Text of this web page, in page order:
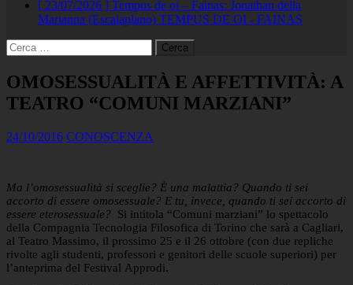
[ 23/07/2026 ] Tempus de oi – Fainas: Jonathan della
Marianna (Escalaplano) TEMPUS DE OI - FAINAS
Ricerca
per:
OMOSESSUALITÀ E AFFETTIVITÀ: A
TEATRO “COMUNI MARZIANI”
24/10/2016 CONOSCENZA
Ma l’omosessualità si sceglie? È una malattia? Quando ti sei
accorto di essere omosessuale? E tu, invece, quando ti sei accorto di
essere eterosessuale? Si intitola “Comuni marziani” lo spettacolo
della Compagnia Tecnologia Filosofica di Torino che sarà a Cagliari,
al Teatro Massimo, il prossimo 25 e il 26 ottobre (con due repliche
rivolte agli studenti, professori e genitori delle scuole superiori) per
l’anteprima del Festival Approdi.